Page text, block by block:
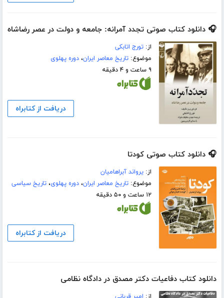
🎧 دانلود کتاب صوتی تجدد آمرانه: جامعه و دولت در عصر رضاشاه
از:تورج اتابکی
موضوع:تاریخ معاصر ایران،دوره پهلوی
۹ ساعت و ۴ دقیقه
دریافت از کتابراه
🎧 دانلود کتاب صوتی کودتا
از:یرواند آبراهامیان
موضوع:تاریخ معاصر ایران،دوره پهلوی،تاریخ سیاسی
۱۲ ساعت و ۵۰ دقیقه
دریافت از کتابراه
دانلود کتاب دفاعیات دکتر مصدق در دادگاه نظامی